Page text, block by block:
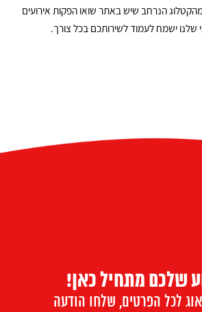
הנרחב שיש באתר שואו הפקות אירועים
שלנו ישמח לעמוד לשירותכם בכל צורך.
שלכם מתחיל כאן!
לכל הפרטים, שלחו הודעה